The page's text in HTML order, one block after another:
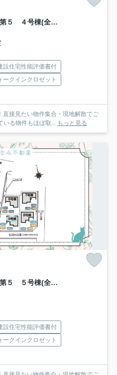
【新築】前橋市富士見町時沢第５ ４号棟(全８棟) クリエートの家 新築建売分譲
設住宅性能評価書付
ークインクロゼット
直接見たい物件集合・現地解散でご
る物件もほぼ取...
もっと見る
【新築】前橋市富士見町時沢第５ ５号棟(全８棟) クリエートの家 新築建売分譲
設住宅性能評価書付
ークインクロゼット